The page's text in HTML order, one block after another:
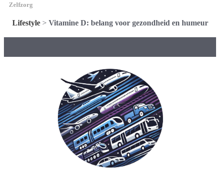
Zelfzorg
Lifestyle> Vitamine D: belang voor gezondheid en humeur